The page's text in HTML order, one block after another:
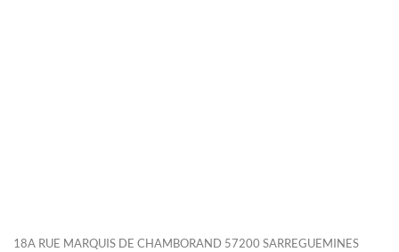
18A RUE MARQUIS DE CHAMBORAND 57200 SARREGUEMINES